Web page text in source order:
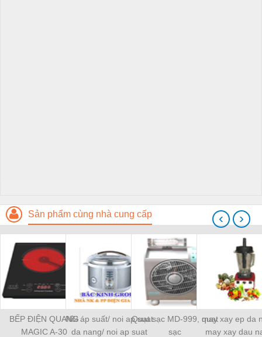
Sản phẩm cùng nhà cung cấp
BẾP ĐIỆN QUANG
MAGIC A-30
Nồi áp suất/ noi ap suat
da nang/ noi ap suat
Quạt sạc MD-999, quạt
sạc
may xay ep da
may xay dau
‹ ›